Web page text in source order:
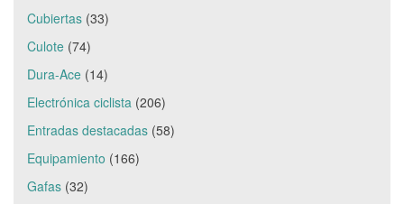
Cubiertas (33)
Culote (74)
Dura-Ace (14)
Electrónica ciclista (206)
Entradas destacadas (58)
Equipamiento (166)
Gafas (32)